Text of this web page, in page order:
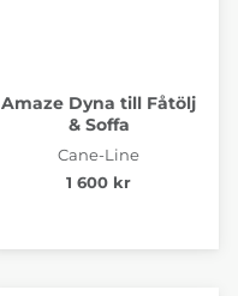
Amaze Dyna till Fåtölj
& Soffa
Cane-Line
1 600 kr